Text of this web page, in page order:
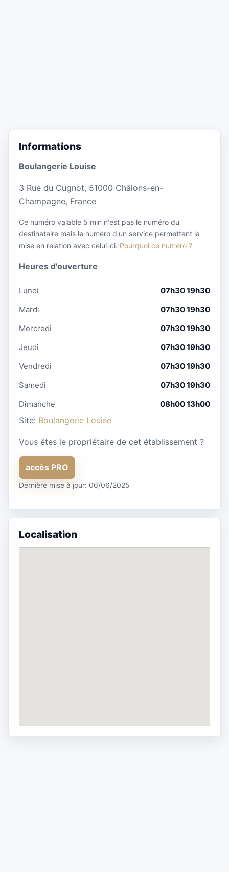
Informations
Boulangerie Louise
3 Rue du Cugnot, 51000 Châlons-en-
Champagne, France
Ce numéro valable 5 min n'est pas le numéro du
destinataire mais le numéro d'un service permettant la
mise en relation avec celui-ci. Pourquoi ce numéro ?
Heures d'ouverture
Lundi
07h30 19h30
Mardi
07h30 19h30
Mercredi
07h30 19h30
Jeudi
07h30 19h30
Vendredi
07h30 19h30
Samedi
07h30 19h30
Dimanche
08h00 13h00
Site: Boulangerie Louise
Vous êtes le propriétaire de cet établissement ?
accès PRO
Dernière mise à jour: 06/06/2025
Localisation